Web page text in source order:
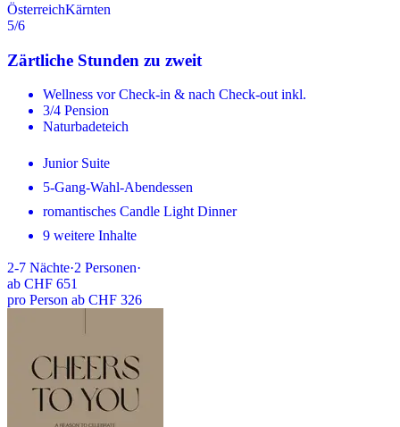
ÖsterreichKärnten
5/6
Zärtliche Stunden zu zweit
Wellness vor Check-in & nach Check-out inkl.
3/4 Pension
Naturbadeteich
Junior Suite
5-Gang-Wahl-Abendessen
romantisches Candle Light Dinner
9 weitere Inhalte
2-7 Nächte·2 Personen·
ab CHF 651
pro Person ab CHF 326